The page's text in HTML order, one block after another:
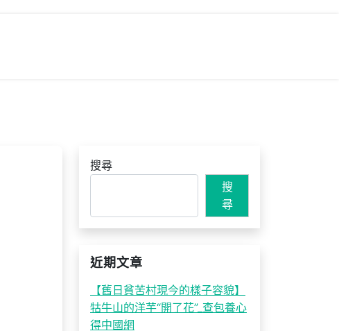
搜尋
搜
尋
近期文章
【舊日貧苦村現今的樣子容貌】
牯牛山的洋芋“開了花”_查包養心
得中國網